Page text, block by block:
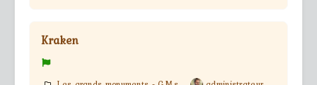
Kraken